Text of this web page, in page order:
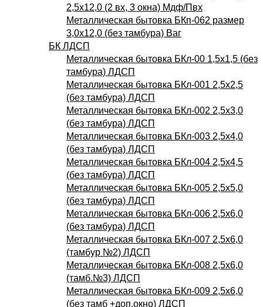
2,5х12,0 (2 вх, 3 окна) Мдф/Пвх
Металлическая бытовка БКп-062 размер
3,0х12,0 (без тамбура) Ваг
БК ЛДСП
Металлическая бытовка БКл-00 1,5х1,5 (без
тамбура) ЛДСП
Металлическая бытовка БКл-001 2,5х2,5
(без тамбура) ЛДСП
Металлическая бытовка БКл-002 2,5х3,0
(без тамбура) ЛДСП
Металлическая бытовка БКл-003 2,5х4,0
(без тамбура) ЛДСП
Металлическая бытовка БКл-004 2,5х4,5
(без тамбура) ЛДСП
Металлическая бытовка БКл-005 2,5х5,0
(без тамбура) ЛДСП
Металлическая бытовка БКл-006 2,5х6,0
(без тамбура) ЛДСП
Металлическая бытовка БКл-007 2,5х6,0
(тамбур №2) ЛДСП
Металлическая бытовка БКл-008 2,5х6,0
(тамб.№3) ЛДСП
Металлическая бытовка БКл-009 2,5х6,0
(без тамб +доп.окно) ЛДСП